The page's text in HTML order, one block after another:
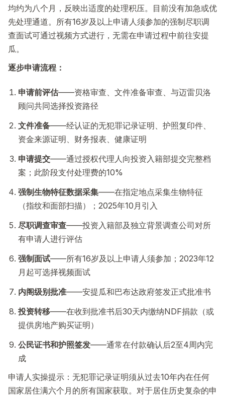
均约为八个月，反映出适度的处理积压。目前没有加急或优
先处理通道。所有16岁及以上申请人须参加的强制尽职调
查面试可通过视频方式进行，无需在申请过程中前往安提
瓜。
逐步申请流程：
申请前评估——资格审查、文件准备审查、与迈雷贝洛
顾问共同选择投资路径
文件准备——经认证的无犯罪记录证明、护照复印件、
资金来源证明、财务报表、健康证明
申请提交——通过授权代理人向投资入籍部提交完整档
案；此阶段支付处理费的10%
强制生物特征数据采集——在指定地点采集生物特征
（指纹和面部扫描）；2025年10月引入
尽职调查审查——投资入籍部及独立背景调查公司对所
有申请人进行评估
强制面试——所有16岁及以上申请人须参加；2023年12
月起可选择视频面试
内阁级别批准——安提瓜和巴布达政府签发正式批准书
投资转移——在收到批准书后30天内缴纳NDF捐款（或
提供房地产购买证明）
公民证书和护照签发——通常在付款确认后2至4周内完
成
申请人实操提示：无犯罪记录证明须从过去10年内在任何
国家居住满六个月的所有国家获取。对于居住历史复杂的申